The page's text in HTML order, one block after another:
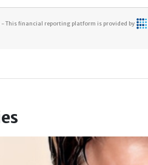
This financial reporting platform is provided by